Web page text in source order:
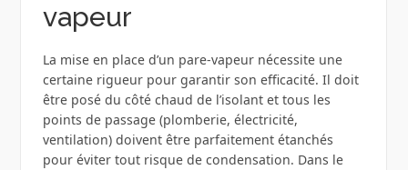
vapeur
La mise en place d’un pare-vapeur nécessite une
certaine rigueur pour garantir son efficacité. Il doit
être posé du côté chaud de l’isolant et tous les
points de passage (plomberie, électricité,
ventilation) doivent être parfaitement étanchés
pour éviter tout risque de condensation. Dans le